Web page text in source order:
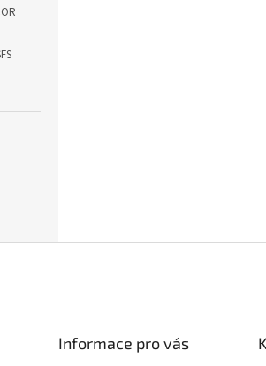
Informace pro vás